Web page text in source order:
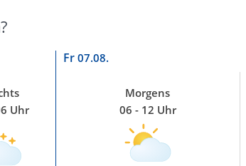
Fr 07.08.
Uhr
Morgens
06 - 12 Uhr